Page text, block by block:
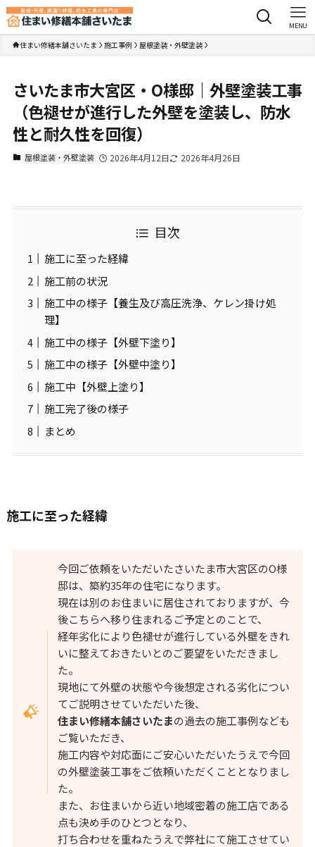
MENU
住まい修繕本舗さいたま 施工事例 屋根塗装・外壁塗装
さいたま市大宮区・O様邸｜外壁塗装工事
（色褪せが進行した外壁を塗装し、防水
性と耐久性を回復）
屋根塗装・外壁塗装 2026年4月12日 2026年4月26日
目次
施工に至った経緯
施工前の状況
施工中の様子【養生及び高圧洗浄、ケレン掛け処
理】
施工中の様子【外壁下塗り】
施工中の様子【外壁中塗り】
施工中【外壁上塗り】
施工完了後の様子
まとめ
施工に至った経緯
今回ご依頼をいただいたさいたま市大宮区のO様
邸は、築約35年の住宅になります。
現在は別のお住まいに居住されておりますが、今
後こちらへ移り住まれるご予定とのことで、
経年劣化により色褪せが進行している外壁をきれ
いに整えておきたいとのご要望をいただきまし
た。
現地にて外壁の状態や今後想定される劣化につい
てご説明させていただいた後、
住まい修繕本舗さいたまの過去の施工事例なども
ご覧いただき、
施工内容や対応面にご安心いただいたうえで今回
の外壁塗装工事をご依頼いただくこととなりまし
た。
また、お住まいから近い地域密着の施工店である
点も決め手のひとつとなり、
打ち合わせを重ねたうえで弊社にて施工させてい